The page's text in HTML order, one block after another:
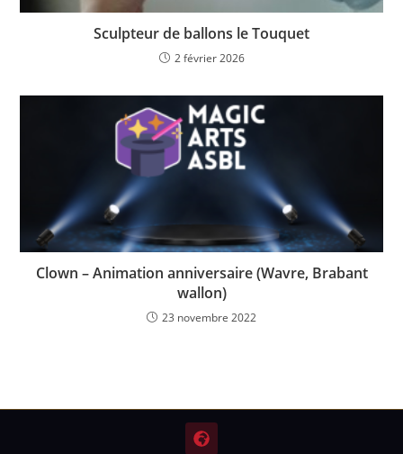
Sculpteur de ballons le Touquet
2 février 2026
Clown – Animation anniversaire (Wavre, Brabant
wallon)
23 novembre 2022